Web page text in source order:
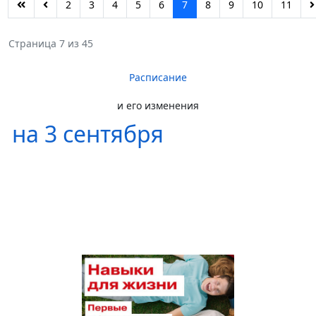
2 3 4 5 6 7 8 9 10 11
Страница 7 из 45
Расписание
и его изменения
на 3 сентября